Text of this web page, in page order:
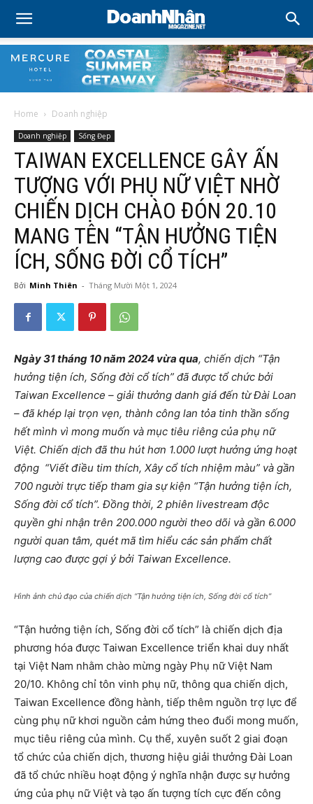
Home Doanh nghiệp
Doanh nghiệp Sống Đẹp
TAIWAN EXCELLENCE GÂY ẤN
TƯỢNG VỚI PHỤ NỮ VIỆT NHỜ
CHIẾN DỊCH CHÀO ĐÓN 20.10
MANG TÊN “TẬN HƯỞNG TIỆN
ÍCH, SỐNG ĐỜI CỔ TÍCH”
Bởi Minh Thiên - Tháng Mười Một 1, 2024
Ngày 31 tháng 10 năm 2024 vừa qua, chiến dịch “Tận
hưởng tiện ích, Sống đời cổ tích” đã được tổ chức bởi
Taiwan Excellence – giải thưởng danh giá đến từ Đài Loan
– đã khép lại trọn vẹn, thành công lan tỏa tinh thần sống
hết mình vì mong muốn và mục tiêu riêng của phụ nữ
Việt. Chiến dịch đã thu hút hơn 1.000 lượt hưởng ứng hoạt
động “Viết điều tim thích, Xây cổ tích nhiệm màu” và gần
700 người trực tiếp tham gia sự kiện “Tận hưởng tiện ích,
Sống đời cổ tích”. Đồng thời, 2 phiên livestream độc
quyền ghi nhận trên 200.000 người theo dõi và gần 6.000
người quan tâm, quét mã tìm hiểu các sản phẩm chất
lượng cao được gợi ý bởi Taiwan Excellence.
Hình ảnh chủ đạo của chiến dịch “Tận hưởng tiện ích, Sống đời cổ tích”
“Tận hưởng tiện ích, Sống đời cổ tích” là chiến dịch địa
phương hóa được Taiwan Excellence triển khai duy nhất
tại Việt Nam nhằm chào mừng ngày Phụ nữ Việt Nam
20/10. Không chỉ tôn vinh phụ nữ, thông qua chiến dịch,
Taiwan Excellence đồng hành, tiếp thêm nguồn trợ lực để
cùng phụ nữ khơi nguồn cảm hứng theo đuổi mong muốn,
mục tiêu riêng của mình. Cụ thể, xuyên suốt 2 giai đoạn
tổ chức của chiến dịch, thương hiệu giải thưởng Đài Loan
đã tổ chức nhiều hoạt động ý nghĩa nhận được sự hưởng
ứng của phụ nữ Việt và tạo ấn tượng tích cực đến công